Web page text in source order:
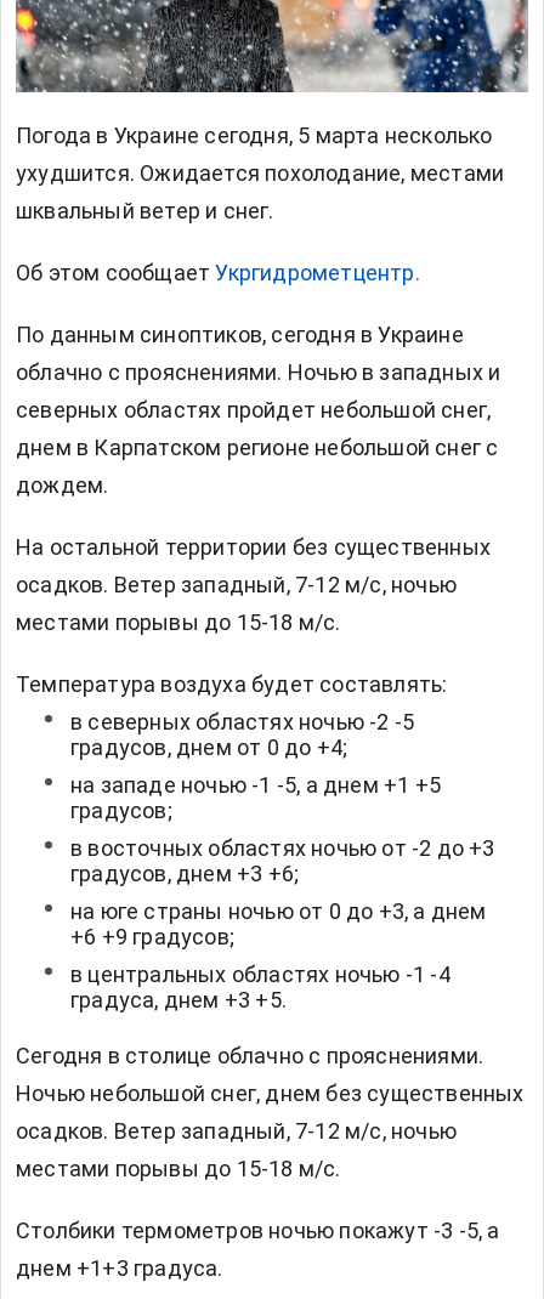
Погода в Украине сегодня, 5 марта несколько
ухудшится. Ожидается похолодание, местами
шквальный ветер и снег.
Об этом сообщаетУкргидрометцентр.
По данным синоптиков, сегодня в Украине
облачно с прояснениями. Ночью в западных и
северных областях пройдет небольшой снег,
днем в Карпатском регионе небольшой снег с
дождем.
На остальной территории без существенных
осадков. Ветер западный, 7-12 м/с, ночью
местами порывы до 15-18 м/с.
Температура воздуха будет составлять:
в северных областях ночью -2 -5
градусов, днем от 0 до +4;
на западе ночью -1 -5, а днем +1 +5
градусов;
в восточных областях ночью от -2 до +3
градусов, днем +3 +6;
на юге страны ночью от 0 до +3, а днем
+6 +9 градусов;
в центральных областях ночью -1 -4
градуса, днем +3 +5.
Сегодня в столице облачно с прояснениями.
Ночью небольшой снег, днем без существенных
осадков. Ветер западный, 7-12 м/с, ночью
местами порывы до 15-18 м/с.
Столбики термометров ночью покажут -3 -5, а
днем +1+3 градуса.